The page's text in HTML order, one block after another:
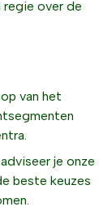
regie over de
van het
je onze
beste keuzes